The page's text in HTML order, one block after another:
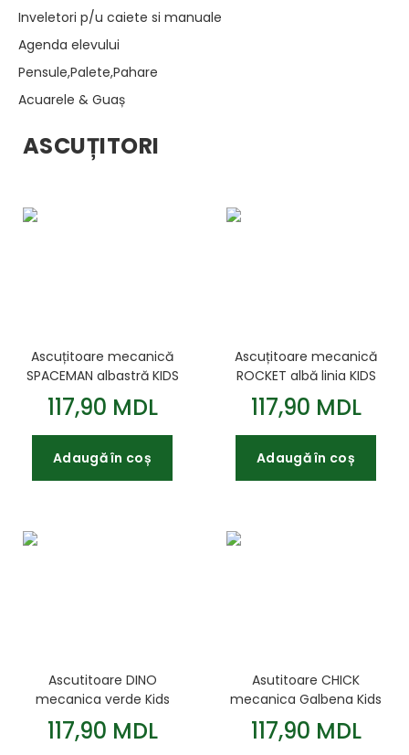
Inveletori p/u caiete si manuale
Agenda elevului
Pensule,Palete,Pahare
Acuarele & Guaș
ASCUȚITORI
Ascuțitoare mecanică
SPACEMAN albastră KIDS
Line
117,90 MDL
Adaugă în coș
Ascuțitoare mecanică
ROCKET albă linia KIDS
117,90 MDL
Adaugă în coș
Ascutitoare DINO
mecanica verde Kids
Line
117,90 MDL
Asutitoare CHICK
mecanica Galbena Kids
Line
117,90 MDL